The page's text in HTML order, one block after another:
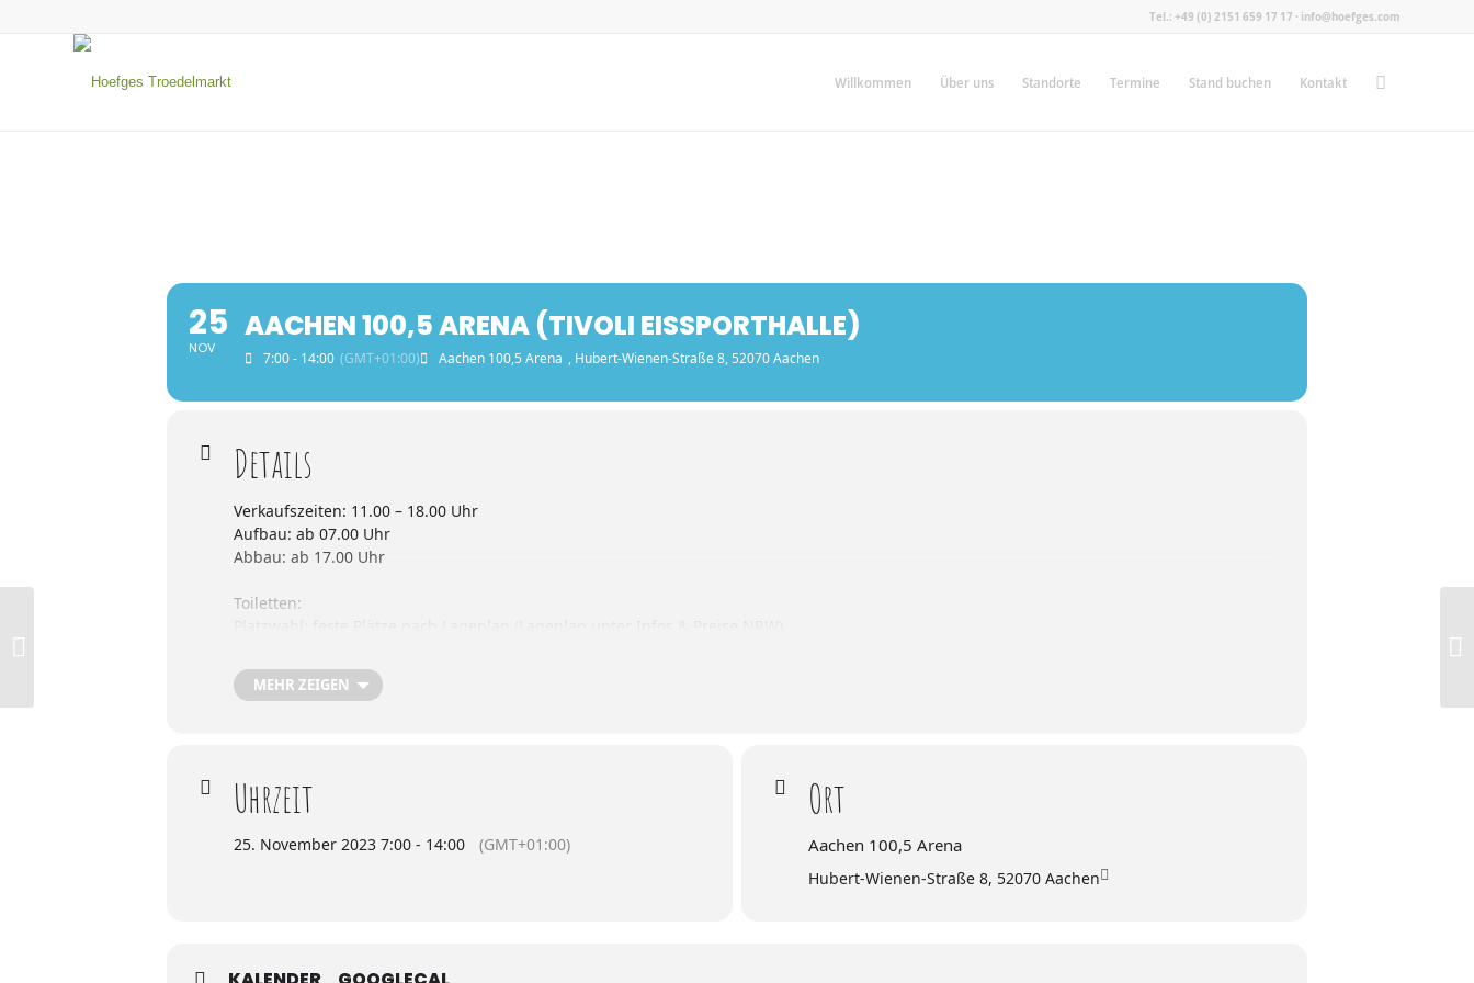
Tel.: +49 (0) 2151 659 17 17 · info@hoefges.com
Willkommen Über uns Standorte Termine Stand buchen Kontakt
25
NOV
AACHEN 100,5 ARENA (TIVOLI EISSPORTHALLE)
7:00 - 14:00 (GMT+01:00) Aachen 100,5 Arena , Hubert-Wienen-Straße 8, 52070 Aachen
Details
Verkaufszeiten: 11.00 – 18.00 Uhr
Aufbau: ab 07.00 Uhr
Abbau: ab 17.00 Uhr
Toiletten:
Preise: findest du auf unsere Homepage unter dem Punkt *Infos & Preise NRW*
Platzvergabe: die Platzvergabe findet nur am Tag der Veranstaltung statt
MEHR ZEIGEN
Uhrzeit
25. November 2023 7:00 - 14:00 (GMT+01:00)
Ort
Aachen 100,5 Arena
Hubert-Wienen-Straße 8, 52070 Aachen